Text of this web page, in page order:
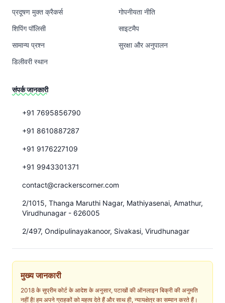
प्रदूषण मुक्त क्रैकर्स
शिपिंग पॉलिसी
सामान्य प्रश्न
डिलीवरी स्थान
गोपनीयता नीति
साइटमैप
सुरक्षा और अनुपालन
संपर्क जानकारी
+91 7695856790
+91 8610887287
+91 9176227109
+91 9943301371
contact@crackerscorner.com
2/1015, Thanga Maruthi Nagar, Mathiyasenai, Amathur,
Virudhunagar - 626005
2/497, Ondipulinayakanoor, Sivakasi, Virudhunagar
मुख्य जानकारी
2018 के सुप्रीम कोर्ट के आदेश के अनुसार, पटाखों की ऑनलाइन बिक्री की अनुमति
नहीं है! हम अपने ग्राहकों को महत्व देते हैं और साथ ही, न्यायक्षेत्र का सम्मान करते हैं।